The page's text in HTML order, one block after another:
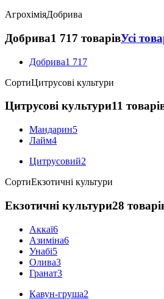
АгрохіміяДобрива
Добрива1 717 товарівУсі
Добрива1 717
СортиЦитрусові культури
Цитрусові культури11
Мандарин5
Лайм4
Цитрусовий2
СортиЕкзотичні культури
Екзотичні культури28
Аккаї6
Азиміна6
Унабі5
Олива3
Гранат3
Кавун-груша2